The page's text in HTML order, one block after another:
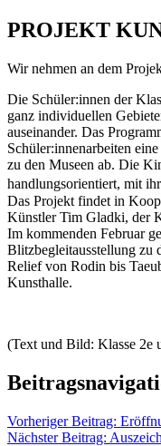
PROJEKT
Wir nehmen an dem
Die Schüler:innen der
ganz individuellen
auseinander. Das
Schüler:innenarbeiten
zu den Museen ab. Die
handlungsorientiert, mit
Das Projekt findet in
Künstler Tim Gladki, der
Im kommenden Februar
Blitzbegleitausstellung zu
Relief von Rodin bis
Kunsthalle.
(Text und Bild: Klasse 2e
Vorheriger Beitrag:
Nächster Beitrag: